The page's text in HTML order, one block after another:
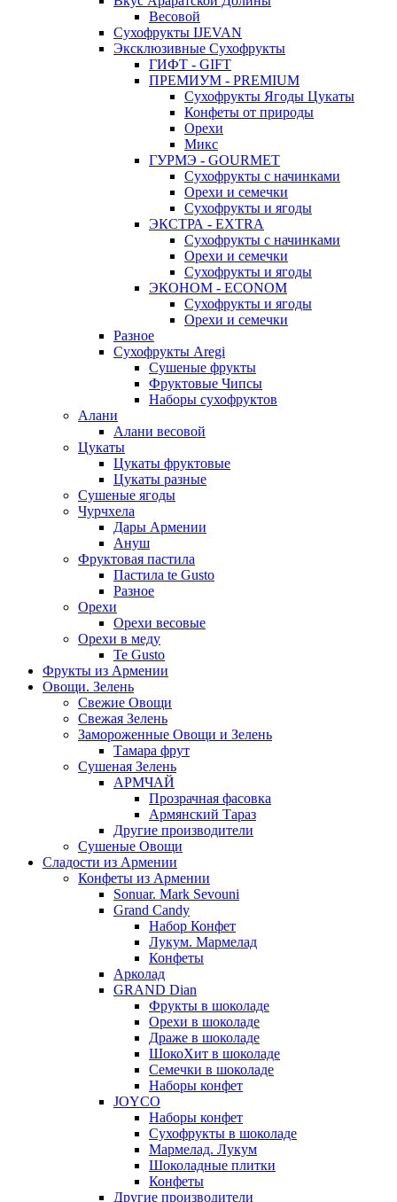
Весовой
Сухофрукты IJEVAN
Эксклюзивные Сухофрукты
ГИФТ - GIFT
ПРЕМИУМ - PREMIUM
Сухофрукты Ягоды Цукаты
Конфеты от природы
Орехи
Микс
ГУРМЭ - GOURMET
Сухофрукты с начинками
Орехи и семечки
Сухофрукты и ягоды
ЭКСТРА - EXTRA
Сухофрукты с начинками
Орехи и семечки
Сухофрукты и ягоды
ЭКОНОМ - ECONOM
Сухофрукты и ягоды
Орехи и семечки
Разное
Сухофрукты Aregi
Сушеные фрукты
Фруктовые Чипсы
Наборы сухофруктов
Алани
Алани весовой
Цукаты
Цукаты фруктовые
Цукаты разные
Сушеные ягоды
Чурчхела
Дары Армении
Ануш
Фруктовая пастила
Пастила te Gusto
Разное
Орехи
Орехи весовые
Орехи в меду
Te Gusto
Фрукты из Армении
Овощи. Зелень
Свежие Овощи
Свежая Зелень
Замороженные Овощи и Зелень
Тамара фрут
Сушеная Зелень
АРМЧАЙ
Прозрачная фасовка
Армянский Тараз
Другие производители
Сушеные Овощи
Сладости из Армении
Конфеты из Армении
Sonuar. Mark Sevouni
Grand Candy
Набор Конфет
Лукум. Мармелад
Конфеты
Арколад
GRAND Dian
Фрукты в шоколаде
Орехи в шоколаде
Драже в шоколаде
ШокоХит в шоколаде
Семечки в шоколаде
Наборы конфет
JOYCO
Наборы конфет
Сухофрукты в шоколаде
Мармелад. Лукум
Шоколадные плитки
Конфеты
Другие производители